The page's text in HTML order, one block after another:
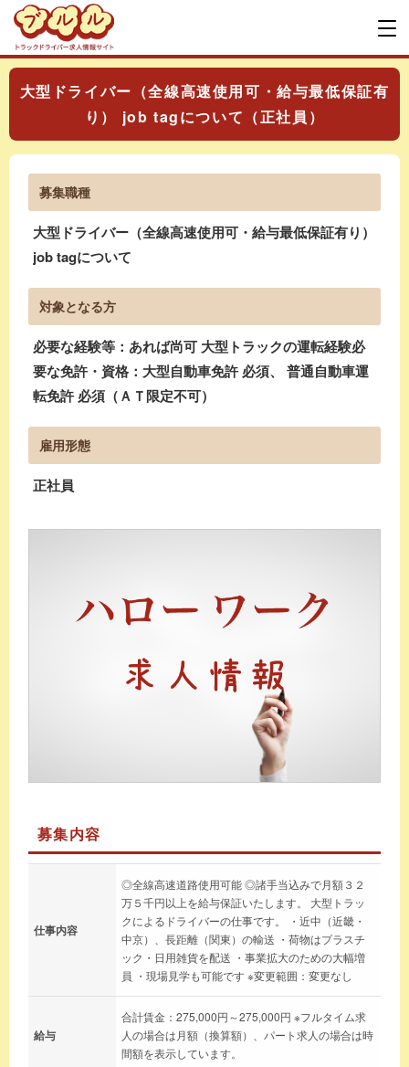
大型ドライバー（全線高速使用可・給与最低保証有
り） job tagについて（正社員）
募集職種
大型ドライバー（全線高速使用可・給与最低保証有り）
job tagについて
対象となる方
必要な経験等：あれば尚可 大型トラックの運転経験必
要な免許・資格：大型自動車免許 必須、 普通自動車運
転免許 必須（ＡＴ限定不可）
雇用形態
正社員
募集内容
仕事内容
◎全線高速道路使用可能 ◎諸手当込みで月額３２
万５千円以上を給与保証いたします。 大型トラッ
クによるドライバーの仕事です。 ・近中（近畿・
中京）、長距離（関東）の輸送 ・荷物はプラスチ
ック・日用雑貨を配送 ・事業拡大のための大幅増
員 ・現場見学も可能です ※変更範囲：変更なし
給与
合計賃金：275,000円～275,000円 ※フルタイム求
人の場合は月額（換算額）、パート求人の場合は時
間額を表示しています。